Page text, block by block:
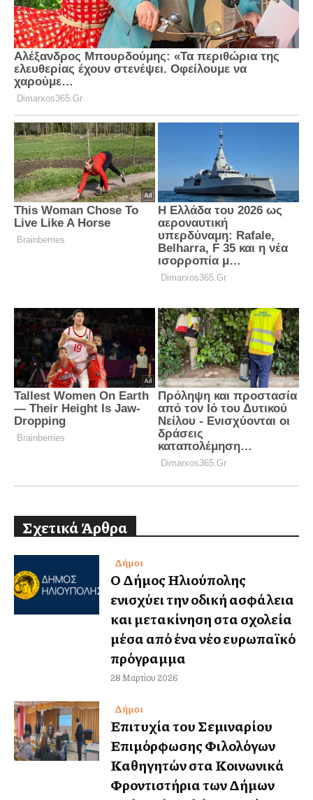
Σχετικά Άρθρα
Δήμοι
Ο Δήμος Ηλιούπολης
ενισχύει την οδική ασφάλεια
και μετακίνηση στα σχολεία
μέσα από ένα νέο ευρωπαϊκό
πρόγραμμα
28 Μαρτίου 2026
Δήμοι
Επιτυχία του Σεμιναρίου
Επιμόρφωσης Φιλολόγων
Καθηγητών στα Κοινωνικά
Φροντιστήρια των Δήμων